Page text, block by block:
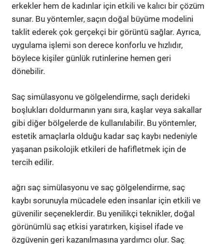
erkekler hem de kadınlar için etkili ve kalıcı bir çözüm
sunar. Bu yöntemler, saçın doğal büyüme modelini
taklit ederek çok gerçekçi bir görüntü sağlar. Ayrıca,
uygulama işlemi son derece konforlu ve hızlıdır,
böylece kişiler günlük rutinlerine hemen geri
dönebilir.
Saç simülasyonu ve gölgelendirme, saçlı derideki
boşlukları doldurmanın yanı sıra, kaşlar veya sakallar
gibi diğer bölgelerde de kullanılabilir. Bu yöntemler,
estetik amaçlarla olduğu kadar saç kaybı nedeniyle
yaşanan psikolojik etkileri de hafifletmek için de
tercih edilir.
ağrı saç simülasyonu ve saç gölgelendirme, saç
kaybı sorunuyla mücadele eden insanlar için etkili ve
güvenilir seçeneklerdir. Bu yenilikçi teknikler, doğal
görünümlü saç etkisi yaratırken, kişisel ifade ve
özgüvenin geri kazanılmasına yardımcı olur. Saç